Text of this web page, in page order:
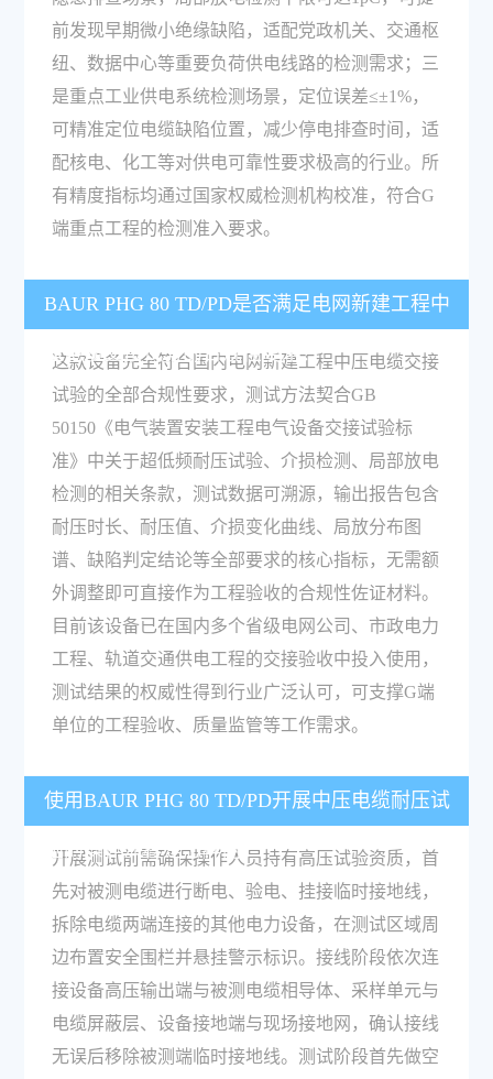
前发现早期微小绝缘缺陷，适配党政机关、交通枢
纽、数据中心等重要负荷供电线路的检测需求；三
是重点工业供电系统检测场景，定位误差≤±1%，
可精准定位电缆缺陷位置，减少停电排查时间，适
配核电、化工等对供电可靠性要求极高的行业。所
有精度指标均通过国家权威检测机构校准，符合G
端重点工程的检测准入要求。
BAUR PHG 80 TD/PD是否满足电网新建工程中
压电缆交接试验的合规性要求？
这款设备完全符合国内电网新建工程中压电缆交接
试验的全部合规性要求，测试方法契合GB
50150《电气装置安装工程电气设备交接试验标
准》中关于超低频耐压试验、介损检测、局部放电
检测的相关条款，测试数据可溯源，输出报告包含
耐压时长、耐压值、介损变化曲线、局放分布图
谱、缺陷判定结论等全部要求的核心指标，无需额
外调整即可直接作为工程验收的合规性佐证材料。
目前该设备已在国内多个省级电网公司、市政电力
工程、轨道交通供电工程的交接验收中投入使用，
测试结果的权威性得到行业广泛认可，可支撑G端
单位的工程验收、质量监管等工作需求。
使用BAUR PHG 80 TD/PD开展中压电缆耐压试
验的操作流程是怎样的？
开展测试前需确保操作人员持有高压试验资质，首
先对被测电缆进行断电、验电、挂接临时接地线，
拆除电缆两端连接的其他电力设备，在测试区域周
边布置安全围栏并悬挂警示标识。接线阶段依次连
接设备高压输出端与被测电缆相导体、采样单元与
电缆屏蔽层、设备接地端与现场接地网，确认接线
无误后移除被测端临时接地线。测试阶段首先做空